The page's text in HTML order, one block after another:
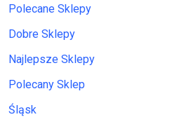
Polecane Sklepy
Dobre Sklepy
Najlepsze Sklepy
Polecany Sklep
Śląsk